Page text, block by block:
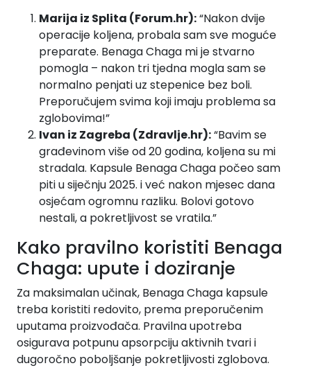
Marija iz Splita (Forum.hr):“Nakon dvije
operacije koljena, probala sam sve moguće
preparate. Benaga Chaga mi je stvarno
pomogla – nakon tri tjedna mogla sam se
normalno penjati uz stepenice bez boli.
Preporučujem svima koji imaju problema sa
zglobovima!”
Ivan iz Zagreba (Zdravlje.hr):“Bavim se
građevinom više od 20 godina, koljena su mi
stradala. Kapsule Benaga Chaga počeo sam
piti u siječnju 2025. i već nakon mjesec dana
osjećam ogromnu razliku. Bolovi gotovo
nestali, a pokretljivost se vratila.”
Kako pravilno koristiti Benaga
Chaga: upute i doziranje
Za maksimalan učinak, Benaga Chaga kapsule
treba koristiti redovito, prema preporučenim
uputama proizvođača. Pravilna upotreba
osigurava potpunu apsorpciju aktivnih tvari i
dugoročno poboljšanje pokretljivosti zglobova.